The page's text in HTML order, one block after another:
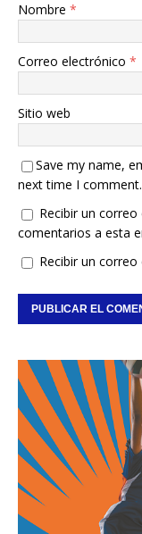
Nombre *
Correo electrónico *
Sitio web
Save my name,
next time I comment.
Recibir un
comentarios a esta
Recibir un